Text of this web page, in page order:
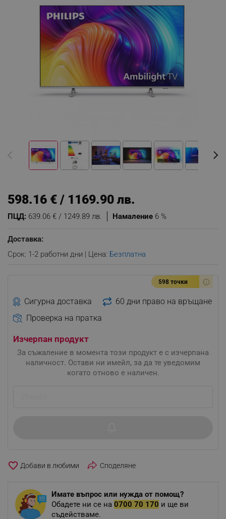
Намаление 6 %
ПЦД: 639.06 € / 1249.89 лв.
598.16 € / 1169.90 лв.
Доставка:
Срок: 1-2 работни дни | Цена: Безплатна
598 точки
Сигурна доставка
60 дни право на връщане
Проверка на пратка
Изчерпан продукт
За съжаление в момента този продукт е с изчерпана
наличност. Остави ни имейл, за да те уведомим
когато отново е наличен.
favorite_border Споделяне
Имате въпрос или нужда от помощ?
Обадете ни се на 0700 70 170 и ще ви
съдействаме.